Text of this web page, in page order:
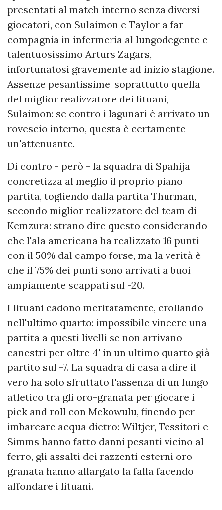
presentati al match interno senza diversi
giocatori, con Sulaimon e Taylor a far
compagnia in infermeria al lungodegente e
talentuosissimo Arturs Zagars,
infortunatosi gravemente ad inizio stagione.
Assenze pesantissime, soprattutto quella
del miglior realizzatore dei lituani,
Sulaimon: se contro i lagunari è arrivato un
rovescio interno, questa è certamente
un'attenuante.
Di contro - però - la squadra di Spahija
concretizza al meglio il proprio piano
partita, togliendo dalla partita Thurman,
secondo miglior realizzatore del team di
Kemzura: strano dire questo considerando
che l'ala americana ha realizzato 16 punti
con il 50% dal campo forse, ma la verità è
che il 75% dei punti sono arrivati a buoi
ampiamente scappati sul -20.
I lituani cadono meritatamente, crollando
nell'ultimo quarto: impossibile vincere una
partita a questi livelli se non arrivano
canestri per oltre 4' in un ultimo quarto già
partito sul -7. La squadra di casa a dire il
vero ha solo sfruttato l'assenza di un lungo
atletico tra gli oro-granata per giocare i
pick and roll con Mekowulu, finendo per
imbarcare acqua dietro: Wiltjer, Tessitori e
Simms hanno fatto danni pesanti vicino al
ferro, gli assalti dei razzenti esterni oro-
granata hanno allargato la falla facendo
affondare i lituani.